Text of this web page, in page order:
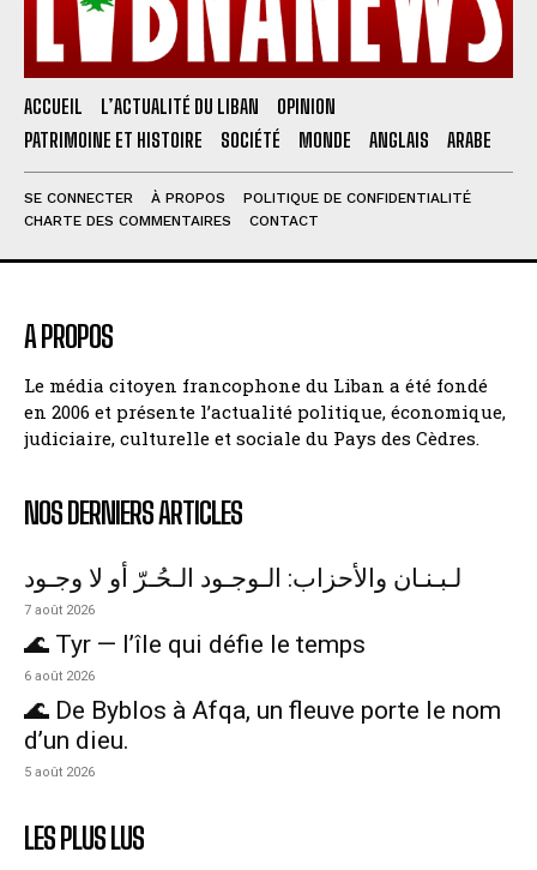
ACCUEIL L’ACTUALITÉ DU LIBAN
OPINION
PATRIMOINE ET HISTOIRE
SOCIÉTÉ MONDE ANGLAIS ARABE
SE CONNECTER À PROPOS
POLITIQUE DE CONFIDENTIALITÉ
CHARTE DES COMMENTAIRES
CONTACT
A PROPOS
Le média citoyen francophone du Liban a été fondé
en 2006 et présente l’actualité politique, économique,
judiciaire, culturelle et sociale du Pays des Cèdres.
NOS DERNIERS ARTICLES
لـبـنـان والأحزاب: الـوجـود الـحُـرّ أو لا وجـود
7 août 2026
🌊 Tyr — l’île qui défie le temps
6 août 2026
🌊 De Byblos à Afqa, un fleuve porte le nom
d’un dieu.
5 août 2026
LES PLUS LUS